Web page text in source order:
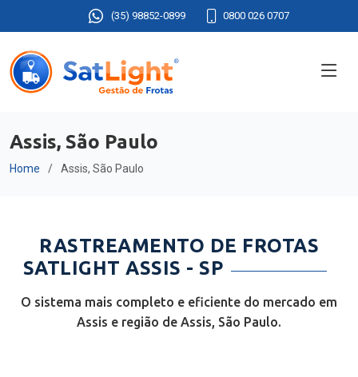
(35) 98852-0899 0800 026 0707
Assis, São Paulo
Home Assis, São Paulo
RASTREAMENTO DE FROTAS
SATLIGHT ASSIS - SP
O sistema mais completo e eficiente do mercado em
Assis e região de Assis, São Paulo.